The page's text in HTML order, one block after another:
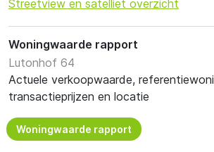
Streetview en satelliet overzicht
Woningwaarde rapport
Lutonhof 64
Actuele verkoopwaarde,
transactieprijzen en locatie
Woningwaarde rapport